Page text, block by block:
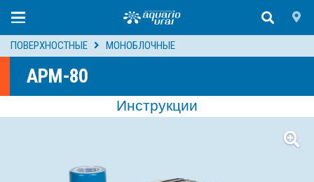
ПОВЕРХНОСТНЫЕ МОНОБЛОЧНЫЕ
APM-80
Инструкции